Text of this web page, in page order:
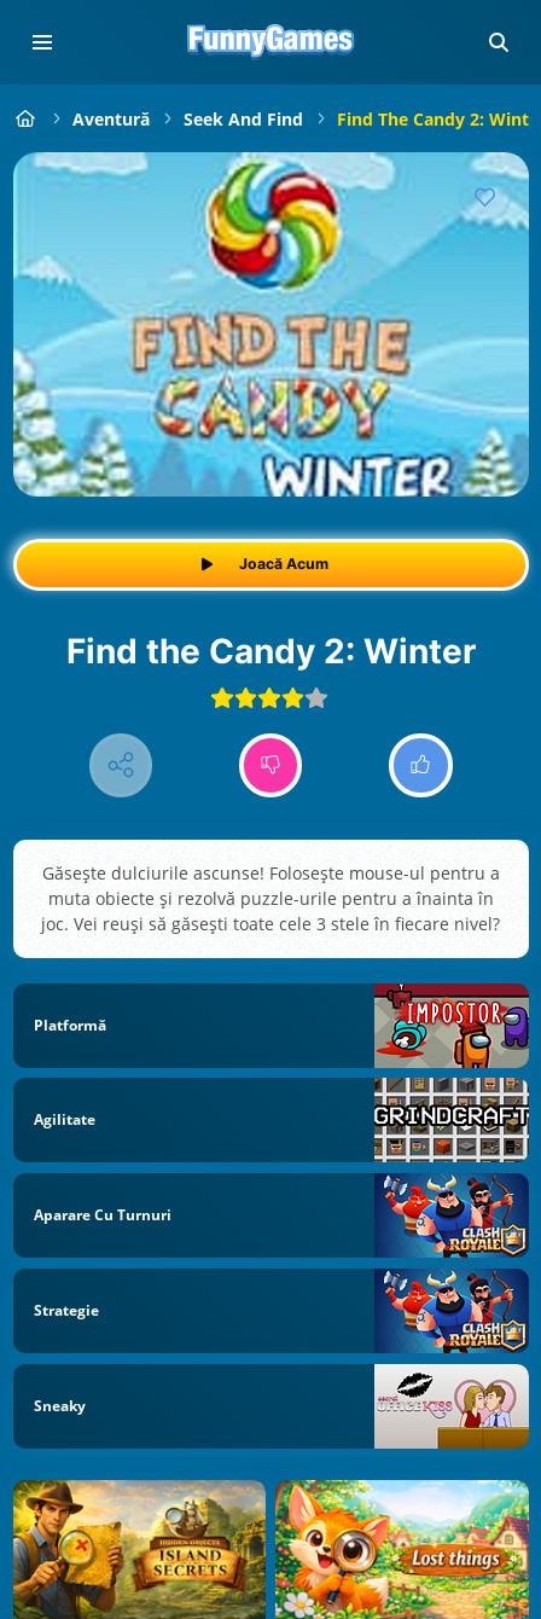
Aventură Seek And Find Find The Candy 2:
Joacă Acum
Find the Candy 2: Winter
Găseşte dulciurile ascunse! Foloseşte mouse-ul pentru a
muta obiecte şi rezolvă puzzle-urile pentru a înainta în
joc. Vei reuşi să găseşti toate cele 3 stele în fiecare nivel?
Platformă
Agilitate
Aparare Cu Turnuri
Strategie
Sneaky